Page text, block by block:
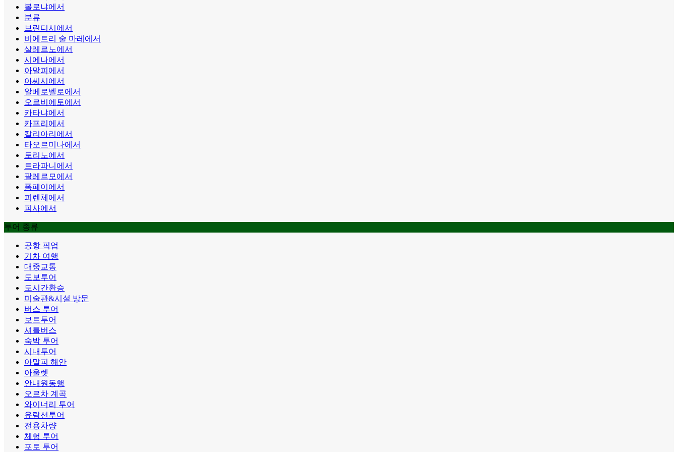
볼로냐에서
분류
브린디시에서
비에트리 술 마레에서
살레르노에서
시에나에서
아말피에서
아씨시에서
알베로벨로에서
오르비에토에서
카타냐에서
카프리에서
칼리아리에서
타오르미나에서
토리노에서
트라파니에서
팔레르모에서
폼페이에서
피렌체에서
피사에서
투어 종류
공항 픽업
기차 여행
대중교통
도보투어
도시간환승
미술관&시설 방문
버스 투어
보트투어
셔틀버스
숙박 투어
시내투어
아말피 해안
아울렛
안내원동행
오르차 계곡
와이너리 투어
유람선투어
전용차량
체험 투어
포토 투어